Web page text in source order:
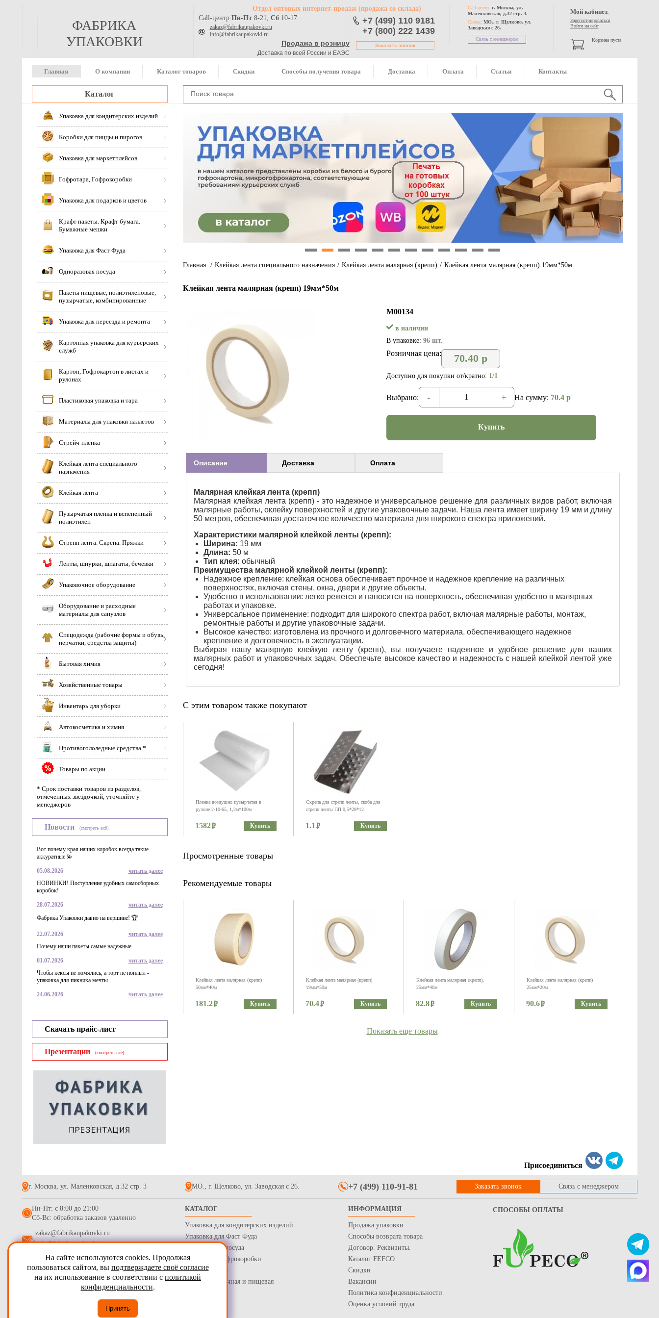
ФАБРИКА
УПАКОВКИ
Отдел оптовых интернет-продаж(продажа со склада)
Call-центр Пн-Пт8-21, Сб10-17
zakaz@fabrikaupakovki.ru
info@fabrikaupakovki.ru
Продажа в розницу
Доставка по всей России и ЕАЭС
+7 (499) 110 9181
+7 (800) 222 1439
Заказать звонок
Call-центр: г. Москва, ул.
Маленковская, д.32 стр. 3.
Склад: МО., г. Щелково, ул.
Заводская с 26.
Связь с менеджером
Мой кабинет.
Зарегистрироваться
Войти на сайт
Корзина пуста
Главная О компании Каталог товаров Скидки Способы получения товара Доставка Оплата Статьи Контакты
Каталог
Упаковка для кондитерских изделий
Коробки для пиццы и пирогов
Упаковка для маркетплейсов
Гофротара, Гофрокоробки
Упаковка для подарков и цветов
Крафт пакеты. Крафт бумага.
Бумажные мешки
Упаковка для Фаст Фуда
Одноразовая посуда
Пакеты пищевые, полиэтиленовые,
пузырчатые, комбинированные
Упаковка для переезда и ремонта
Картонная упаковка для курьерских
служб
Картон, Гофрокартон в листах и
рулонах
Пластиковая упаковка и тара
Материалы для упаковки паллетов
Стрейч-пленка
Клейкая лента специального
назначения
Клейкая лента
Пузырчатая пленка и вспененный
полиэтилен
Стрепп лента. Скрепа. Пряжки
Ленты, шнурки, шпагаты, бечевки
Упаковочное оборудование
Оборудование и расходные
материалы для санузлов
Спецодежда (рабочие формы и обувь,
перчатки, средства защиты)
Бытовая химия
Хозяйственные товары
Инвентарь для уборки
Автокосметика и химия
Противогололедные средства *
Товары по акции
* Срок поставки товаров из разделов,
отмеченных звездочкой, уточняйте у
менеджеров
Новости (смотреть всё)
Вот почему края наших коробок всегда такие
аккуратные 💫
05.08.2026
читать далее
НОВИНКИ! Поступление удобных самосборных
коробок!
28.07.2026
читать далее
Фабрика Упаковки давно на вершине! 🏆
22.07.2026
читать далее
Почему наши пакеты самые надежные
01.07.2026
читать далее
Чтобы кексы не помялись, а торт не поплыл -
упаковка для пикника мечты
24.06.2026 читать далее
Скачать прайс-лист
Презентации (смотреть всё)
Главная / Клейкая лента специального назначения / Клейкая лента малярная (крепп) / Клейкая лента малярная (крепп) 19мм*50м
Клейкая лента малярная (крепп) 19мм*50м
М00134
в наличии
В упаковке: 96 шт.
Розничная цена: 70.40 р
Доступно для покупки от/кратно: 1/1
Выбрано: - + На сумму: 70.4 р
Купить
Описание Доставка Оплата
Малярная клейкая лента (крепп)
Малярная клейкая лента (крепп) - это надежное и универсальное решение для различных видов работ, включая
малярные работы, оклейку поверхностей и другие упаковочные задачи. Наша лента имеет ширину 19 мм и длину
50 метров, обеспечивая достаточное количество материала для широкого спектра приложений.
Характеристики малярной клейкой ленты (крепп):
Ширина: 19 мм
Длина: 50 м
Тип клея: обычный
Преимущества малярной клейкой ленты (крепп):
Надежное крепление: клейкая основа обеспечивает прочное и надежное крепление на различных
поверхностях, включая стены, окна, двери и другие объекты.
Удобство в использовании: легко режется и наносится на поверхность, обеспечивая удобство в малярных
работах и упаковке.
Универсальное применение: подходит для широкого спектра работ, включая малярные работы, монтаж,
ремонтные работы и другие упаковочные задачи.
Высокое качество: изготовлена из прочного и долговечного материала, обеспечивающего надежное
крепление и долговечность в эксплуатации.
Выбирая нашу малярную клейкую ленту (крепп), вы получаете надежное и удобное решение для ваших
малярных работ и упаковочных задач. Обеспечьте высокое качество и надежность с нашей клейкой лентой уже
сегодня!
С этим товаром также покупают
Пленка воздушно пузырчатая в
рулоне 2-10-65, 1,2м*100м
1582 Купить
Скрепа для стрепп ленты, скоба для
стрепп ленты ПП 0,5*28*12
1.1 Купить
Просмотренные товары
Рекомендуемые товары
Клейкая лента малярная (крепп)
50мм*40м
181.2 Купить
Клейкая лента малярная (крепп)
19мм*50м
70.4 Купить
Клейкая лента малярная (крепп),
25мм*40м
82.8 Купить
Клейкая лента малярная (крепп)
25мм*20м
90.6 Купить
Показать еще товары
Присоединиться
г. Москва, ул. Маленковская, д.32 стр. 3 МО., г. Щелково, ул. Заводская с 26. +7 (499) 110-91-81 Заказать звонок Связь с менеджером
Пн-Пт: с 8:00 до 21:00
Сб-Вс: обработка заказов удаленно
zakaz@fabrikaupakovki.ru
info@fabrikaupakovki.ru
2009 - 2026ПТП Фабрика Упаковки
Карта сайта
Согласие на обработку персональных данных
КАТАЛОГ
Упаковка для кондитерских изделий
Упаковка для Фаст Фуда
Одноразовая посуда
Гофротара, Гофрокоробки
Стрейч пленка
Бумага оберточная и пищевая
ИНФОРМАЦИЯ
Продажа упаковки
Способы возврата товара
Договор. Реквизиты.
Каталог FEFCO
Скидки
Вакансии
Политика конфиденциальности
Оценка условий труда
СПОСОБЫ ОПЛАТЫ
На сайте используются cookies. Продолжая
пользоваться сайтом, вы подтверждаете своё согласие
на их использование в соответствии с политикой
конфиденциальности.
Принять